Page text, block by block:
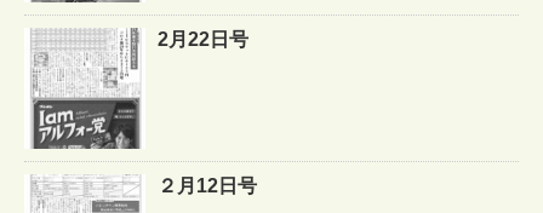
2月22日号
２月12日号